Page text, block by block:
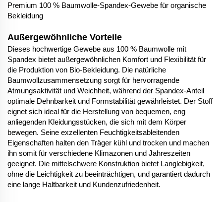
Premium 100 % Baumwolle-Spandex-Gewebe für organische
Bekleidung
Außergewöhnliche Vorteile
Dieses hochwertige Gewebe aus 100 % Baumwolle mit
Spandex bietet außergewöhnlichen Komfort und Flexibilität für
die Produktion von Bio-Bekleidung. Die natürliche
Baumwollzusammensetzung sorgt für hervorragende
Atmungsaktivität und Weichheit, während der Spandex-Anteil
optimale Dehnbarkeit und Formstabilität gewährleistet. Der Stoff
eignet sich ideal für die Herstellung von bequemen, eng
anliegenden Kleidungsstücken, die sich mit dem Körper
bewegen. Seine exzellenten Feuchtigkeitsableitenden
Eigenschaften halten den Träger kühl und trocken und machen
ihn somit für verschiedene Klimazonen und Jahreszeiten
geeignet. Die mittelschwere Konstruktion bietet Langlebigkeit,
ohne die Leichtigkeit zu beeinträchtigen, und garantiert dadurch
eine lange Haltbarkeit und Kundenzufriedenheit.